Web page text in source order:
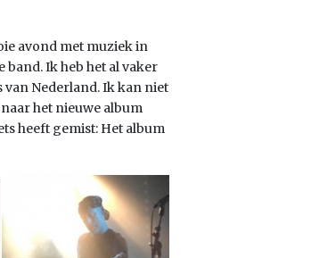
avond met muziek in
Ik heb het al vaker
van Nederland. Ik kan niet
het nieuwe album
heeft gemist: Het album